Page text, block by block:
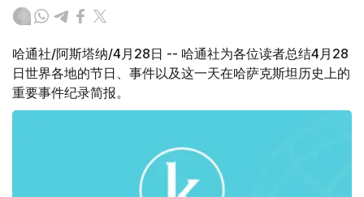
哈通社/阿斯塔纳/4月28日 -- 哈通社为各位读者总结4月28
日世界各地的节日、事件以及这一天在哈萨克斯坦历史上的
重要事件纪录简报。